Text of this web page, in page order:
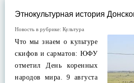
Этнокультурная история
Новость в рубрике: Культура
Что мы знаем о культуре
скифов и сарматов: ЮФУ
отметил День коренных
народов мира. 9 августа